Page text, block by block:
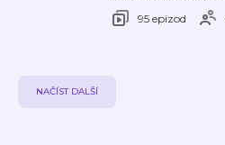
95 epizod
NAČÍST DALŠÍ